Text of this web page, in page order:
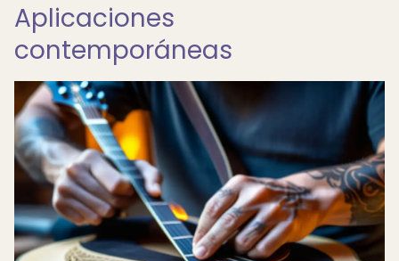
Aplicaciones
contemporáneas